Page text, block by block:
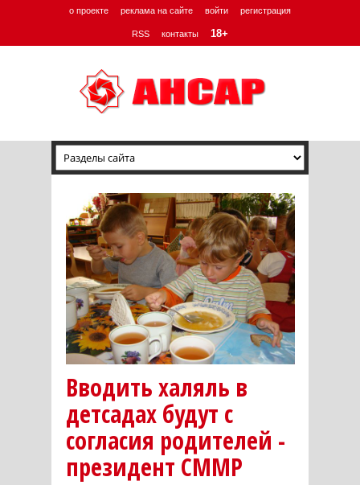
о проекте реклама на сайте войти регистрация
RSS контакты 18+
Вводить халяль в
детсадах будут с
согласия родителей -
президент СММР